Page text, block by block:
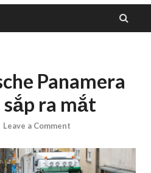
Panamera
ra mắt
Leave a Comment